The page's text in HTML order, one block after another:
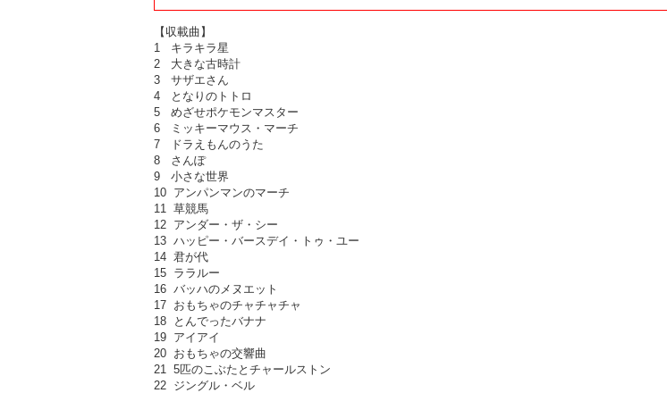
【収載曲】
1 キラキラ星
2 大きな古時計
3 サザエさん
4 となりのトトロ
5 めざせポケモンマスター
6 ミッキーマウス・マーチ
7 ドラえもんのうた
8 さんぽ
9 小さな世界
10 アンパンマンのマーチ
11 草競馬
12 アンダー・ザ・シー
13 ハッピー・バースデイ・トゥ・ユー
14 君が代
15 ララルー
16 バッハのメヌエット
17 おもちゃのチャチャチャ
18 とんでったバナナ
19 アイアイ
20 おもちゃの交響曲
21 5匹のこぶたとチャールストン
22 ジングル・ベル